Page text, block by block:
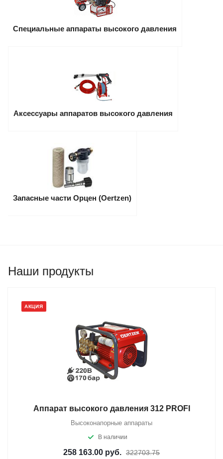
Специальные аппараты высокого давления
Аксессуары аппаратов высокого давления
Запасные части Орцен (Oertzen)
Наши продукты
АКЦИЯ
Аппарат высокого давления 312 PROFI
Высоконапорные аппараты
В наличии
258 163.00 руб. 322703.75